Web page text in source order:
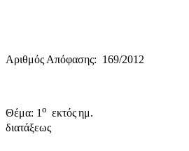
Αριθμός Απόφασης: 169/2012
Θέμα: 1 ο εκτόςημ.
διατάξεως